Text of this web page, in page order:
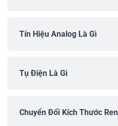
Tín Hiệu Analog Là Gì
Tụ Điện Là Gì
Chuyển Đổi Kích Thước Ren